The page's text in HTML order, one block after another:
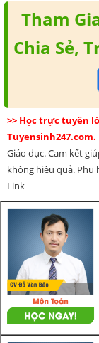
Tham
Chia Sẻ,
>> Học trực tuyến
Tuyensinh247.com.
Giáo dục. Cam kết
không hiệu quả. Phụ
Link